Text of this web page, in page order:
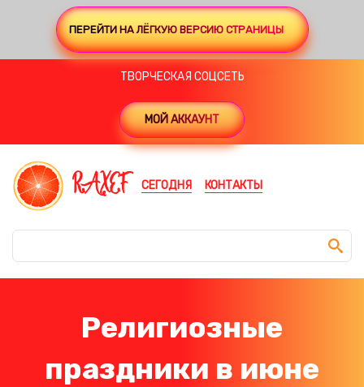
ПЕРЕЙТИ НА ЛЁГКУЮ ВЕРСИЮ СТРАНИЦЫ
ТВОРЧЕСКАЯ СОЦСЕТЬ
МОЙ АККАУНТ
RAXEF СЕГОДНЯ КОНТАКТЫ
Религиозные
праздники в июне